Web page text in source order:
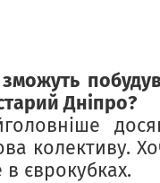
Дніпро?
колективу.
єврокубках.